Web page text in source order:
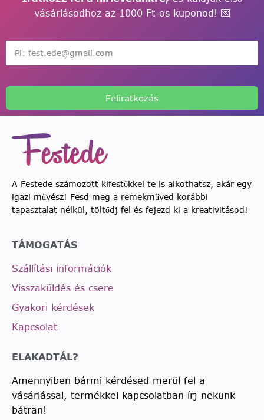
vásárlásodhoz az 1000 Ft-os kuponod! 💌
Feliratkozás
A Festede számozott kifestőkkel te is alkothatsz, akár egy
igazi művész! Fesd meg a remekműved korábbi
tapasztalat nélkül, töltődj fel és fejezd ki a kreativitásod!
TÁMOGATÁS
Szállítási információk
Visszaküldés és csere
Gyakori kérdések
Kapcsolat
ELAKADTÁL?
Amennyiben bármi kérdésed merül fel a
vásárlással, termékkel kapcsolatban írj nekünk
bátran!